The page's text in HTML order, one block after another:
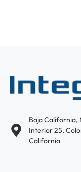
Baja California,
Interior 25,
California